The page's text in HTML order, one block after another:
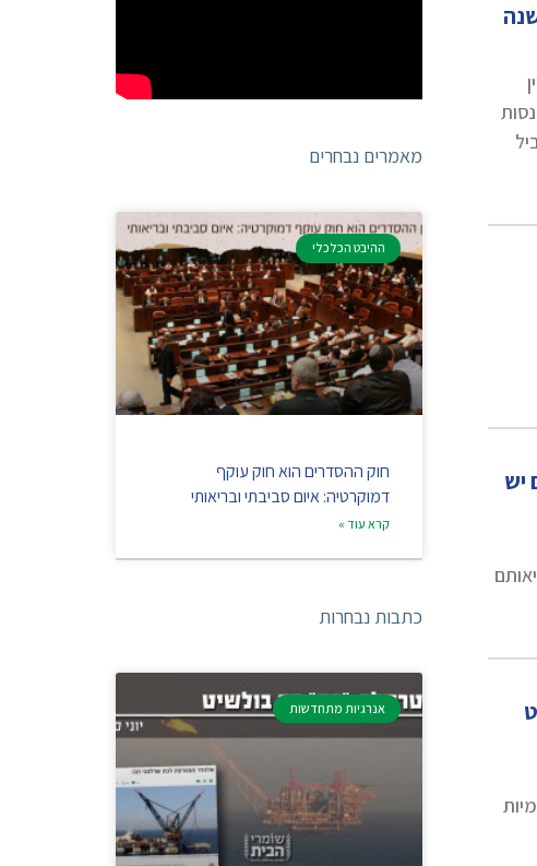
יש
מאמרים נבחרים
ההיבט הכלכלי
חוק ההסדרים הוא חוק עוקף
דמוקרטיה: איום סביבתי ובריאותי
קרא עוד »
כתבות נבחרות
אנרגיות מתחדשות